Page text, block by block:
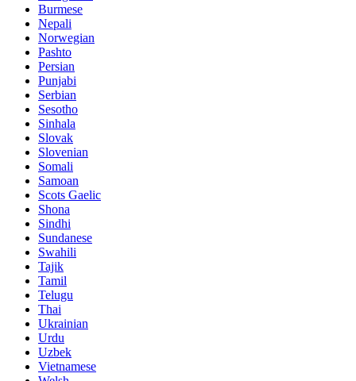
Burmese
Nepali
Norwegian
Pashto
Persian
Punjabi
Serbian
Sesotho
Sinhala
Slovak
Slovenian
Somali
Samoan
Scots Gaelic
Shona
Sindhi
Sundanese
Swahili
Tajik
Tamil
Telugu
Thai
Ukrainian
Urdu
Uzbek
Vietnamese